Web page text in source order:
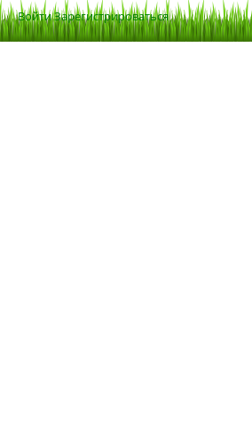
ВойтиЗарегистрироваться